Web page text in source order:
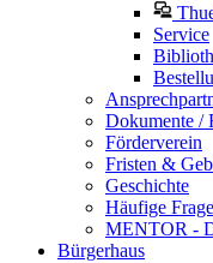
Service
Dokumente /
Förderverein
Fristen &
Geschichte
Häufige
MENTOR -
Bürgerhaus